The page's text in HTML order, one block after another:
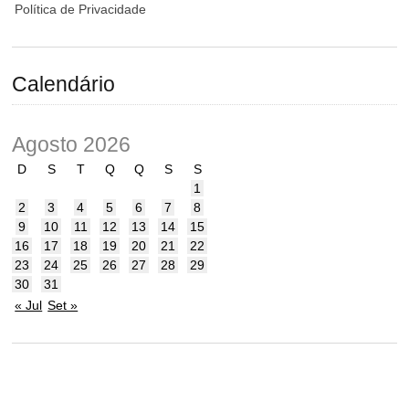
Política de Privacidade
Calendário
Agosto 2026
D S T Q Q S
S
1
2
3 4 5 6 7
8
9
10 11 12 13 14
15
16
17 18 19 20 21
22
23
24 25 26 27 28
29
30
31
« Jul Set »